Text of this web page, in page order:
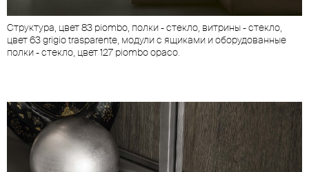
Структура, цвет 83 piombo, полки - стекло, витрины - стекло,
цвет 63 grigio trasparente, модули с ящиками и оборудованные
полки - стекло, цвет 127 piombo opaco.